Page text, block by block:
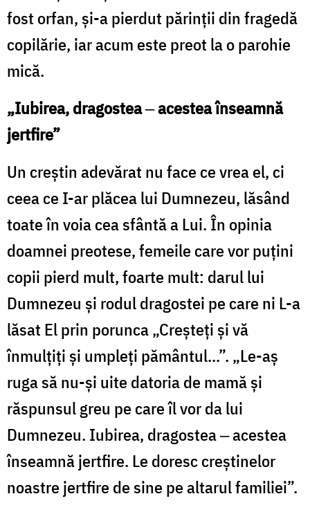
fost orfan, și-a pierdut părinții din fragedă
copilărie, iar acum este preot la o parohie
mică.
„Iubirea, dragostea‒acestea înseamnă
jertfire”
Un creștin adevărat nu face ce vrea el, ci
ceea ce I-ar plăcea lui Dumnezeu, lăsând
toate în voia cea sfântă a Lui. În opinia
doamnei preotese, femeile care vor puțini
copii pierd mult, foarte mult: darul lui
Dumnezeu și rodul dragostei pe care ni L-a
lăsat El prin porunca „Creșteți și vă
înmulțiți și umpleți pământul...”. „Le-aș
ruga să nu-și uite datoria de mamă și
răspunsul greu pe care îl vor da lui
Dumnezeu. Iubirea, dragostea ‒ acestea
înseamnă jertfire. Le doresc creștinelor
noastre jertfire de sine pe altarul familiei”.